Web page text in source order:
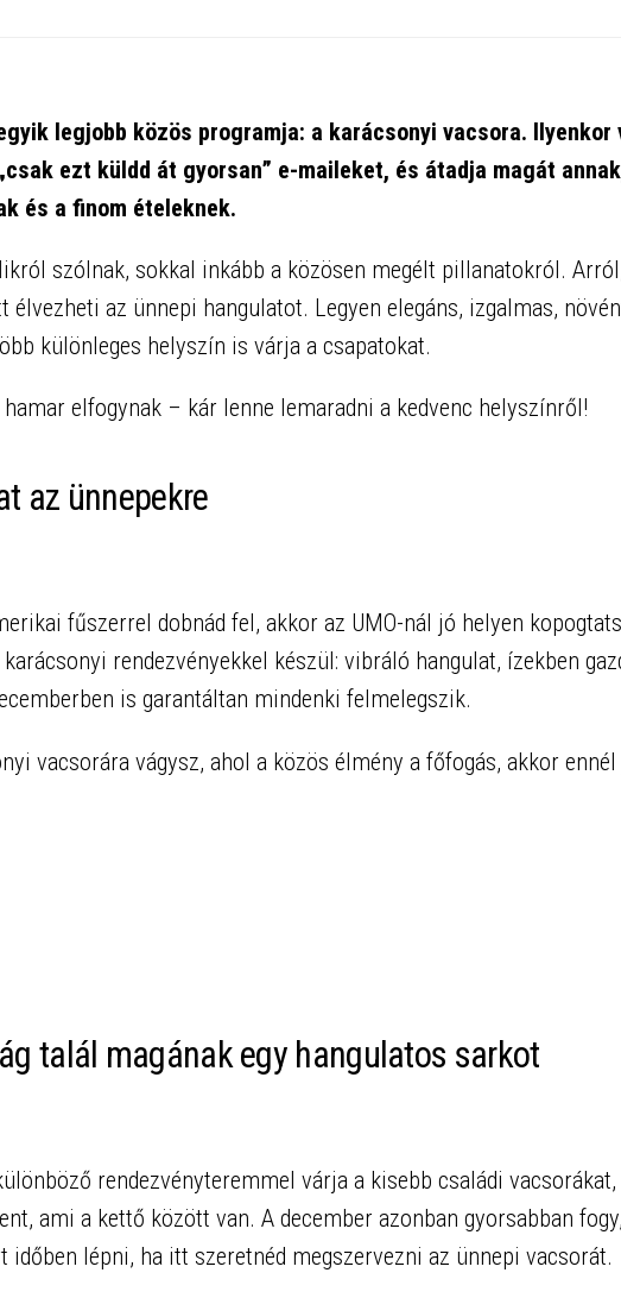
legjobb közös programja: a karácsonyi vacsora. Ilyenkor
ezt küldd át gyorsan” e-maileket, és átadja magát
és a finom ételeknek.
szólnak, sokkal inkább a közösen megélt pillanatokról.
az ünnepi hangulatot. Legyen elegáns, izgalmas,
különleges helyszín is várja a csapatokat.
elfogynak – kár lenne lemaradni a kedvenc helyszínről!
az ünnepekre
fűszerrel dobnád fel, akkor az UMO-nál jó helyen
rendezvényekkel készül: vibráló hangulat, ízekben
is garantáltan mindenki felmelegszik.
vacsorára vágysz, ahol a közös élmény a főfogás, akkor
talál magának egy hangulatos sarkot
rendezvényteremmel várja a kisebb családi vacsorákat,
ami a kettő között van. A december azonban gyorsabban
lépni, ha itt szeretnéd megszervezni az ünnepi vacsorát.